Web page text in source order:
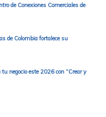
de Conexiones Comerciales de
de Colombia fortalece su
negocio este 2026 con “Crear y